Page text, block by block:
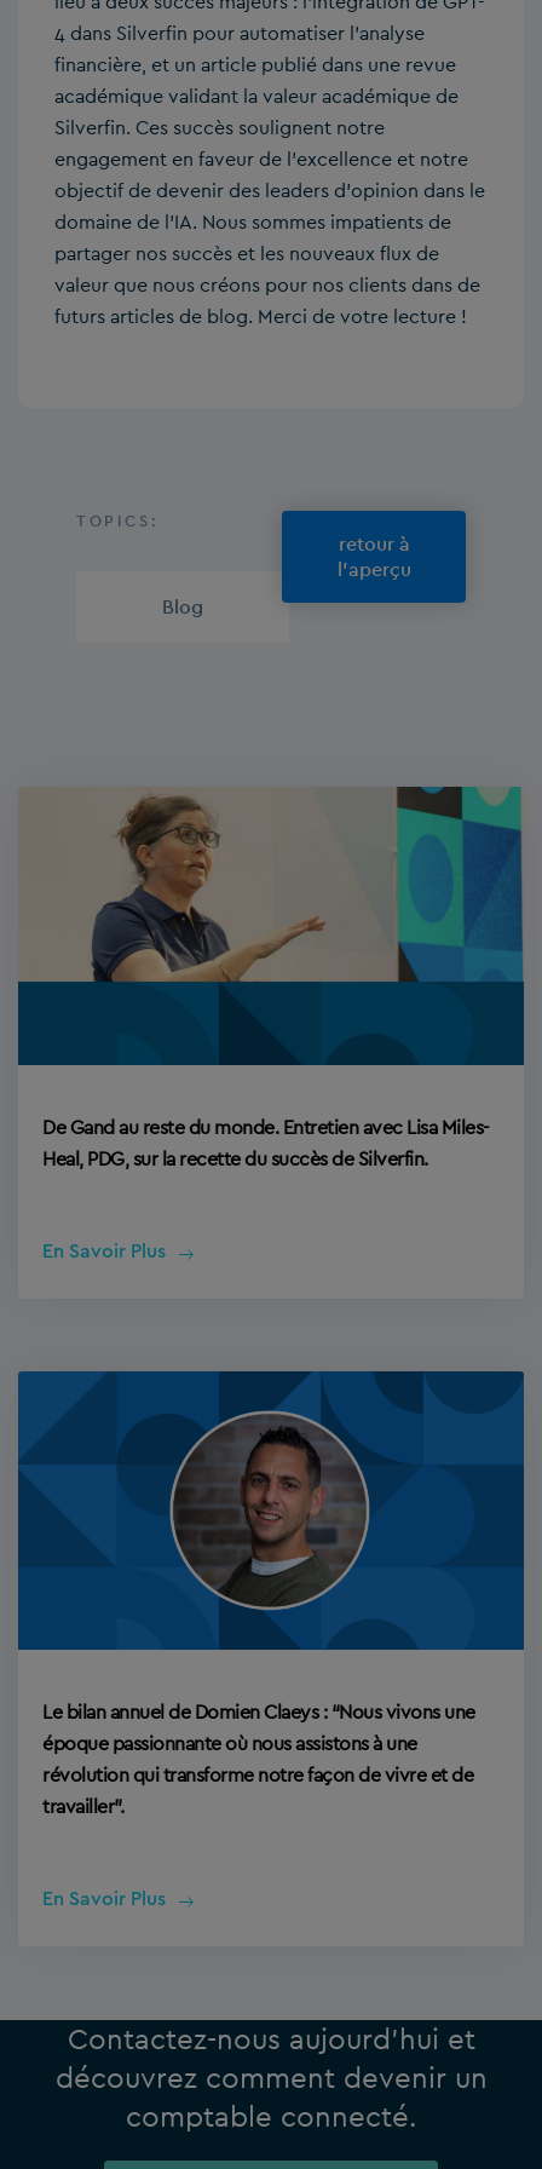
De Gand au reste du monde. Entretien avec Lisa Miles-
Heal, PDG, sur la recette du succès de Silverfin.
En Savoir Plus
Le bilan annuel de Domien Claeys : “Nous vivons une
époque passionnante où nous assistons à une
révolution qui transforme notre façon de vivre et de
travailler”.
En Savoir Plus
4 dans Silverfin pour automatiser l’analyse
financière, et un article publié dans une revue
académique validant la valeur académique de
Silverfin. Ces succès soulignent notre
engagement en faveur de l’excellence et notre
objectif de devenir des leaders d’opinion dans le
domaine de l’IA. Nous sommes impatients de
partager nos succès et les nouveaux flux de
valeur que nous créons pour nos clients dans de
futurs articles de blog. Merci de votre lecture !
TOPICS:
Blog
retour à
l'aperçu
Contactez-nous aujourd’hui et
découvrez comment devenir un
comptable connecté.